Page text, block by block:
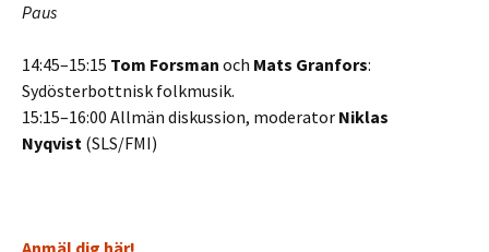
Paus
14:45–15:15 Tom Forsman och Mats Granfors:
Sydösterbottnisk folkmusik.
15:15–16:00 Allmän diskussion, moderator Niklas
Nyqvist (SLS/FMI)
Anmäl dig här!